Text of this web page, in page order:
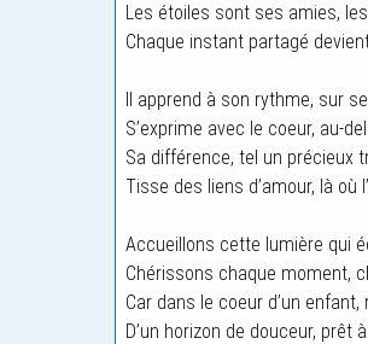
Les étoiles sont ses amies,
Chaque instant partagé
Il apprend à son rythme, sur
S’exprime avec le coeur, au-
Sa différence, tel un précieux
Tisse des liens d’amour, là où
Accueillons cette lumière qui
Chérissons chaque moment,
Car dans le coeur d’un enfant,
D’un horizon de douceur, prêt à